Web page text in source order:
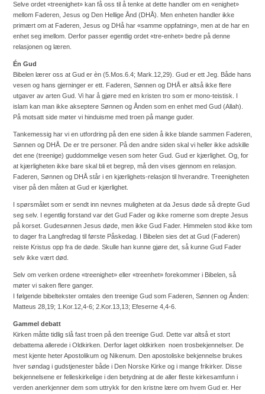
Selve ordet «treenighet» kan få oss til å tenke at dette handler om en «enighet»
mellom Faderen, Jesus og Den Hellige Ånd (DHÅ). Men enheten handler ikke
primært om at Faderen, Jesus og DHå har «samme oppfatning», men at de har en
enhet seg imellom. Derfor passer egentlig ordet «tre-enhet» bedre på denne
relasjonen og læren.
Én Gud
Bibelen lærer oss at Gud er èn (5.Mos.6.4; Mark.12,29). Gud er ett Jeg. Både hans
vesen og hans gjerninger er ett. Faderen, Sønnen og DHÅ er altså ikke flere
utgaver av arten Gud. Vi har å gjøre med en kristen tro som er mono-teistisk. I
islam kan man ikke akseptere Sønnen og Ånden som en enhet med Gud (Allah).
På motsatt side møter vi hinduisme med troen på mange guder.
Tankemessig har vi en utfordring på den ene siden å ikke blande sammen Faderen,
Sønnen og DHÅ. De er tre personer. På den andre siden skal vi heller ikke adskille
det ene (treenige) guddommelige vesen som heter Gud. Gud er kjærlighet. Og, for
at kjærligheten ikke bare skal bli et begrep, må den vises gjennom en relasjon.
Faderen, Sønnen og DHÅ står i en kjærlighets-relasjon til hverandre. Treenigheten
viser på den måten at Gud er kjærlighet.
I spørsmålet som er sendt inn nevnes muligheten at da Jesus døde så drepte Gud
seg selv. I egentlig forstand var det Gud Fader og ikke romerne som drepte Jesus
på korset. Gudesønnen Jesus døde, men ikke Gud Fader. Himmelen stod ikke tom
to dager fra Langfredag til første Påskedag. I Bibelen sies det at Gud (Faderen)
reiste Kristus opp fra de døde. Skulle han kunne gjøre det, så kunne Gud Fader
selv ikke vært død.
Selv om verken ordene «treenighet» eller «treenhet» forekommer i Bibelen, så
møter vi saken flere ganger.
I følgende bibeltekster omtales den treenige Gud som Faderen, Sønnen og Ånden:
Matteus 28,19; 1.Kor.12,4-6; 2.Kor.13,13; Efeserne 4,4-6.
Gammel debatt
Kirken måtte tidlig slå fast troen på den treenige Gud. Dette var altså et stort
debattema allerede i Oldkirken. Derfor laget oldkirken noen trosbekjennelser. De
mest kjente heter Apostolikum og Nikenum. Den apostoliske bekjennelse brukes
hver søndag i gudstjenester både i Den Norske Kirke og i mange frikirker. Disse
bekjennelsene er felleskirkelige i den betydning at de aller fleste kirkesamfunn i
verden anerkjenner dem som uttrykk for den kristne lære om hvem Gud er. Her